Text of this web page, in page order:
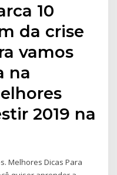
10
da crise
vamos
na
2019 na
Melhores Dicas Para